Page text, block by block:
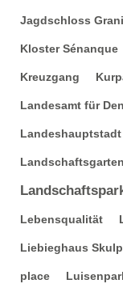
Jagdschloss
Kloster Sénanque
Kreuzgang
Landesamt für
Landeshauptstadt
Landschaftsgarten
Lebensqualität
Liebieghaus
place